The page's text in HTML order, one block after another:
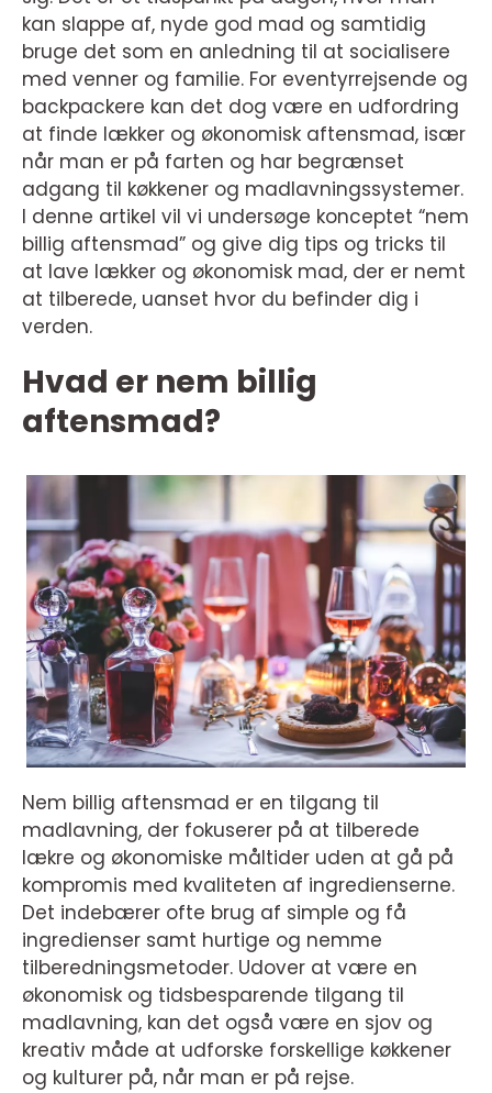
kan slappe af, nyde god mad og samtidig
bruge det som en anledning til at socialisere
med venner og familie. For eventyrrejsende og
backpackere kan det dog være en udfordring
at finde lækker og økonomisk aftensmad, især
når man er på farten og har begrænset
adgang til køkkener og madlavningssystemer.
I denne artikel vil vi undersøge konceptet “nem
billig aftensmad” og give dig tips og tricks til
at lave lækker og økonomisk mad, der er nemt
at tilberede, uanset hvor du befinder dig i
verden.
Hvad er nem billig
aftensmad?
Nem billig aftensmad er en tilgang til
madlavning, der fokuserer på at tilberede
lækre og økonomiske måltider uden at gå på
kompromis med kvaliteten af ingredienserne.
Det indebærer ofte brug af simple og få
ingredienser samt hurtige og nemme
tilberedningsmetoder. Udover at være en
økonomisk og tidsbesparende tilgang til
madlavning, kan det også være en sjov og
kreativ måde at udforske forskellige køkkener
og kulturer på, når man er på rejse.